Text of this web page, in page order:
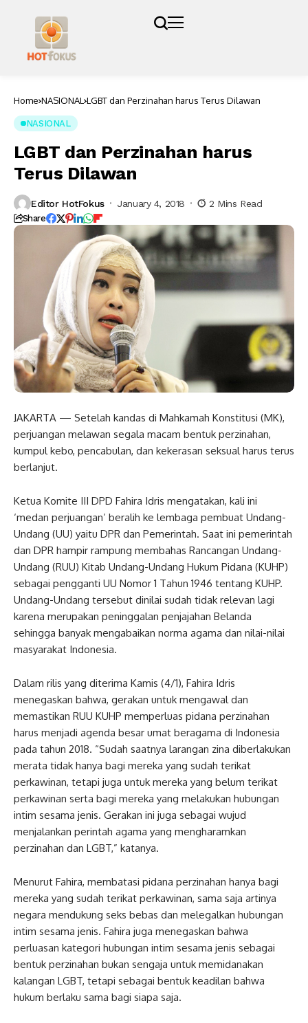
Home NASIONAL LGBT dan Perzinahan harus Terus Dilawan
NASIONAL
LGBT dan Perzinahan harus
Terus Dilawan
Editor HotFokus January 4, 2018 2 Mins Read
Share
JAKARTA — Setelah kandas di Mahkamah Konstitusi (MK),
perjuangan melawan segala macam bentuk perzinahan,
kumpul kebo, pencabulan, dan kekerasan seksual harus terus
berlanjut.
Ketua Komite III DPD Fahira Idris mengatakan, kali ini
‘medan perjuangan’ beralih ke lembaga pembuat Undang-
Undang (UU) yaitu DPR dan Pemerintah. Saat ini pemerintah
dan DPR hampir rampung membahas Rancangan Undang-
Undang (RUU) Kitab Undang-Undang Hukum Pidana (KUHP)
sebagai pengganti UU Nomor 1 Tahun 1946 tentang KUHP.
Undang-Undang tersebut dinilai sudah tidak relevan lagi
karena merupakan peninggalan penjajahan Belanda
sehingga banyak mengabaikan norma agama dan nilai-nilai
masyarakat Indonesia.
Dalam rilis yang diterima Kamis (4/1), Fahira Idris
menegaskan bahwa, gerakan untuk mengawal dan
memastikan RUU KUHP memperluas pidana perzinahan
harus menjadi agenda besar umat beragama di Indonesia
pada tahun 2018. “Sudah saatnya larangan zina diberlakukan
merata tidak hanya bagi mereka yang sudah terikat
perkawinan, tetapi juga untuk mereka yang belum terikat
perkawinan serta bagi mereka yang melakukan hubungan
intim sesama jenis. Gerakan ini juga sebagai wujud
menjalankan perintah agama yang mengharamkan
perzinahan dan LGBT,” katanya.
Menurut Fahira, membatasi pidana perzinahan hanya bagi
mereka yang sudah terikat perkawinan, sama saja artinya
negara mendukung seks bebas dan melegalkan hubungan
intim sesama jenis. Fahira juga menegaskan bahwa
perluasan kategori hubungan intim sesama jenis sebagai
bentuk perzinahan bukan sengaja untuk memidanakan
kalangan LGBT, tetapi sebagai bentuk keadilan bahwa
hukum berlaku sama bagi siapa saja.